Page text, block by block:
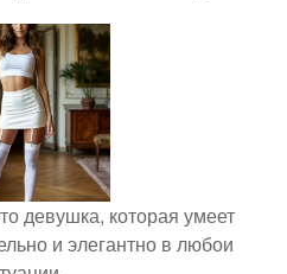
девушка, которая умеет
и элегантно в любои